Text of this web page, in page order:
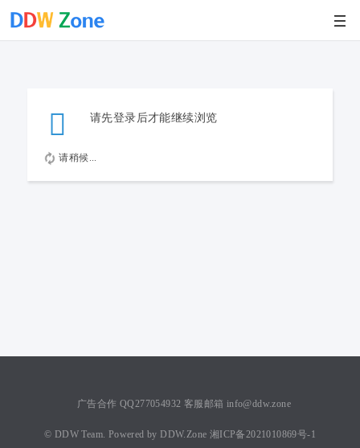
请先登录后才能继续浏览
请稍候...
广告合作 QQ277054932 客服邮箱 info@ddw.zone
© DDW Team. Powered byDDW.Zone 湘ICP备2021010869号-1